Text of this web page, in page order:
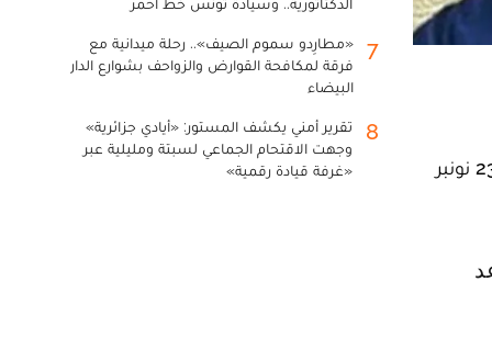
في جديد أزمة الطلاق بين المنتج البحريني محمد الترك والفنانة المغربية دنيا بطمة، كشفت هذه الأخيرة يوم الخميس 23 نونبر
7
«مطارِدو سموم الصيف».. رحلة ميدانية مع
فرقة لمكافحة القوارض والزواحف بشوارع الدار
البيضاء
8
تقرير أمني يكشف المستور: «أيادي جزائرية»
وجهت الاقتحام الجماعي لسبتة ومليلية عبر
«غرفة قيادة رقمية»